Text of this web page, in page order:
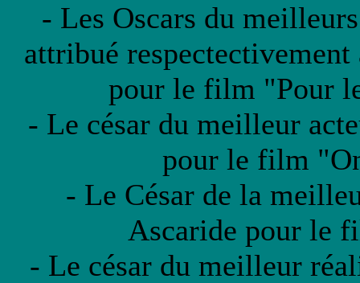
- Les Oscars du
attribué
pour le film "Pour
- Le césar du meilleur
pour le film
- Le César de la
Ascaride pour le
- Le césar du meilleur